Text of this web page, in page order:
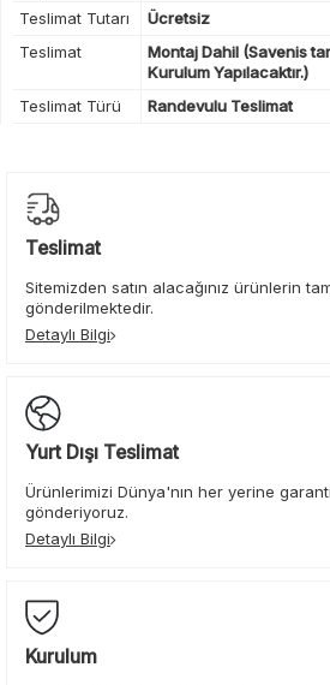
Teslimat Tutarı
Ücretsiz
Teslimat
Montaj Dahil (Savenis
Kurulum Yapılacaktır.)
Teslimat Türü
Randevulu Teslimat
Teslimat
Sitemizden satın alacağınız ürünlerin
gönderilmektedir.
Detaylı Bilgi
Yurt Dışı Teslimat
Ürünlerimizi Dünya'nın her yerine
gönderiyoruz.
Detaylı Bilgi
Kurulum